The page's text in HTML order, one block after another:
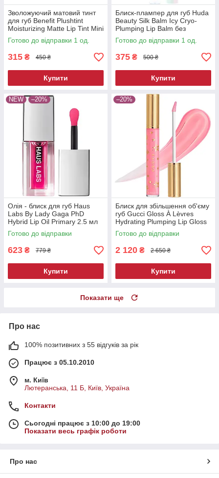
Зволожуючий матовий тинт
для губ Benefit Plushtint
Moisturizing Matte Lip Tint Mini
26 Quilty Pleasure 2 мл
Готово до відправки 1 од.
315 ₴ 450 ₴
Купити
Блиск-плампер для губ Huda
Beauty Silk Balm Icy Cryo-
Plumping Lip Balm без
коробки 3.9 мл
Готово до відправки 1 од.
375 ₴ 500 ₴
Купити
NEW –20%
Олія - блиск для губ Haus
Labs By Lady Gaga PhD
Hybrid Lip Oil Primary 2.5 мл
Готово до відправки
623 ₴ 779 ₴
Купити
–20%
Блиск для збільшення об'єму
губ Gucci Gloss À Lèvres
Hydrating Plumping Lip Gloss
219 Bertha Pink 6 мл
Готово до відправки
2 120 ₴ 2 650 ₴
Купити
Показати ще
Про нас
100% позитивних з 55 відгуків за рік
Працює з 05.10.2010
м. Київ
Лютеранська, 11 Б, Київ, Україна
Контакти
Сьогодні працює з 10:00 до 19:00
Показати весь графік роботи
Про нас